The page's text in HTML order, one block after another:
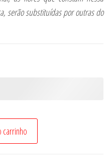
serão substituídas por outras do
carrinho